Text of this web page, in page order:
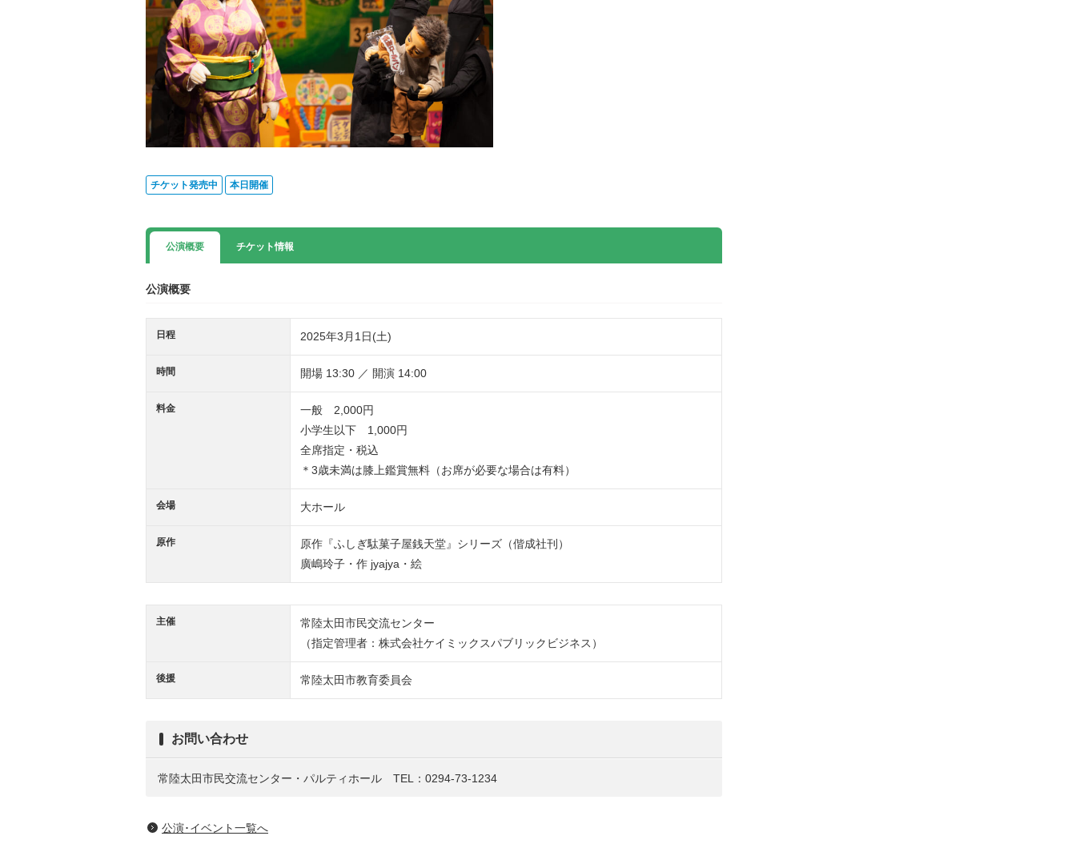
チケット発売中 本日開催
公演概要 チケット情報
公演概要
日程 2025年3月1日(土)
時間 開場 13:30 ／ 開演 14:00
料金
一般 2,000円
小学生以下 1,000円
全席指定・税込
＊3歳未満は膝上鑑賞無料（お席が必要な場合は有料）
会場 大ホール
原作
原作『ふしぎ駄菓子屋銭天堂』シリーズ（偕成社刊）
廣嶋玲子・作 jyajya・絵
主催
常陸太田市民交流センター
（指定管理者：株式会社ケイミックスパブリックビジネス）
後援 常陸太田市教育委員会
お問い合わせ
常陸太田市民交流センター・パルティホール TEL：0294-73-1234
公演･イベント一覧へ